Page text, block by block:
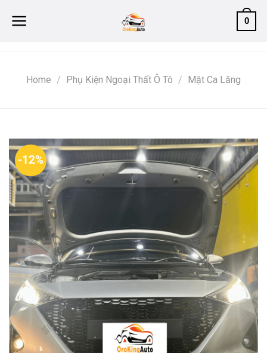
0
Home / Phụ Kiện Ngoại Thất Ô Tô / Mặt Ca Lăng
-12%